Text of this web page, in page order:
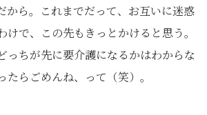
から。これまでだって、お互いに迷惑
けで、この先もきっとかけると思う。
っちが先に要介護になるかはわからな
たらごめんね、って（笑）。